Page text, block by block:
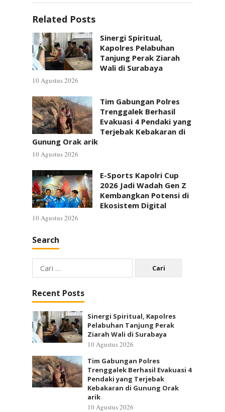
Related Posts
Sinergi Spiritual,
Kapolres Pelabuhan
Tanjung Perak Ziarah
Wali di Surabaya
10 Agustus 2026
Tim Gabungan Polres
Trenggalek Berhasil
Evakuasi 4 Pendaki yang
Terjebak Kebakaran di
Gunung Orak arik
10 Agustus 2026
E-Sports Kapolri Cup
2026 Jadi Wadah Gen Z
Kembangkan Potensi di
Ekosistem Digital
10 Agustus 2026
Search
Cari
untuk:
Recent Posts
Sinergi Spiritual, Kapolres
Pelabuhan Tanjung Perak
Ziarah Wali di Surabaya
10 Agustus 2026
Tim Gabungan Polres
Trenggalek Berhasil Evakuasi 4
Pendaki yang Terjebak
Kebakaran di Gunung Orak
arik
10 Agustus 2026